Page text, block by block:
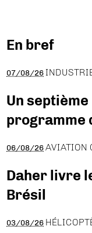
En bref
07/08/26
Un
programme
06/08/26 AVIATION
Daher livre
Brésil
03/08/26